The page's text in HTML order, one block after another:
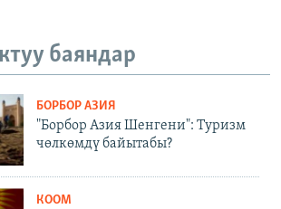
баяндар
БОРБОР АЗИЯ
"Борбор Азия Шенгени": Туризм
чөлкөмдү байытабы?
КООМ